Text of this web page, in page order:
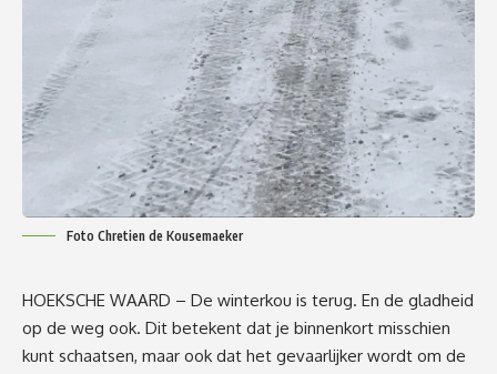
Foto Chretien de Kousemaeker
HOEKSCHE WAARD – De winterkou is terug. En de gladheid
op de weg ook. Dit betekent dat je binnenkort misschien
kunt schaatsen, maar ook dat het gevaarlijker wordt om de